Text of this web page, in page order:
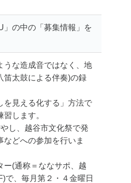
」の中の「募集情報」を
うな造成音ではなく、地
笛太鼓による伴奏)の録
を見える化する」方法で
します。
し、越谷市文化祭で発
どへの参加を行いま
ー(通称＝ななサポ、越
で、毎月第２・４金曜日